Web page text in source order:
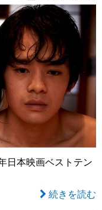
日本映画ベストテン
続きを読む